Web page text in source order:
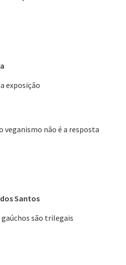
exposição
veganismo não é a resposta
Santos
gaúchos são trilegais